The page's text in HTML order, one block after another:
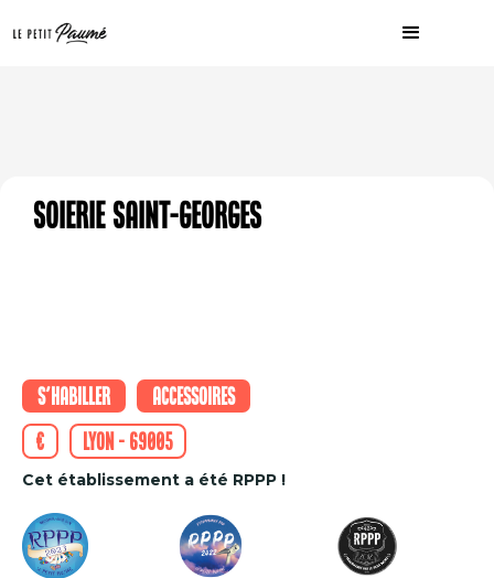
Soierie Saint-Georges
S'habiller
Accessoires
€
Lyon - 69005
Cet établissement a été RPPP !